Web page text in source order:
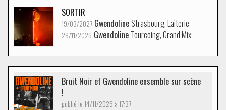
SORTIR
19/03/2027 GwendolineStrasbourg, Laiterie
29/11/2026 Gwendoline Tourcoing, Grand Mix
Bruit Noir et Gwendoline ensemble sur scène
!
publié le 14/11/2025 à 17:37